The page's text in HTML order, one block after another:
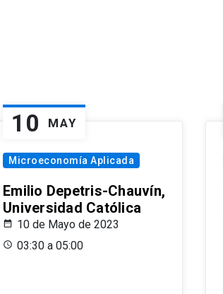
10 MAY
Microeconomía Aplicada
Emilio Depetris-Chauvín,
Universidad Católica
10 de Mayo de 2023
03:30 a 05:00